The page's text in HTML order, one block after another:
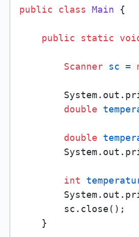
public class Main {
public static
Scanner sc =
double
double
int
        sc.close();
    }